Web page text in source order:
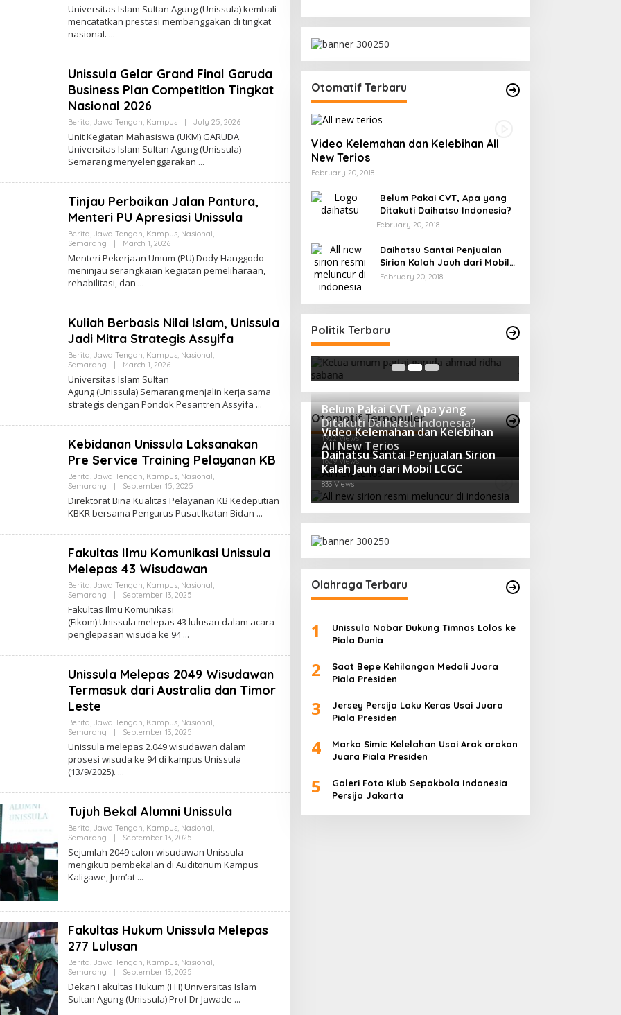
Edu
Universitas Islam Sultan Agung (Unissula) kembali
mencatatkan prestasi membanggakan di tingkat
nasional.
Unissula Gelar Grand Final Garuda
Business Plan Competition Tingkat
Nasional 2026
Berita Jawa Tengah Kampus | July 25, 2026By
Edu
Unit Kegiatan Mahasiswa (UKM) GARUDA
Universitas Islam Sultan Agung (Unissula)
Semarang menyelenggarakan
Tinjau Perbaikan Jalan Pantura,
Menteri PU Apresiasi Unissula
Berita Jawa Tengah Kampus, Nasional
Semarang
| March 1, 2026By
Edu
Menteri Pekerjaan Umum (PU) Dody Hanggodo
meninjau serangkaian kegiatan pemeliharaan,
rehabilitasi, dan
Kuliah Berbasis Nilai Islam, Unissula
Jadi Mitra Strategis Assyifa
Berita Jawa Tengah Kampus, Nasional
Semarang
| March 1, 2026By
Universitas Islam Sultan
Agung (Unissula) Semarang menjalin kerja sama
strategis dengan Pondok Pesantren Assyifa
Kebidanan Unissula Laksanakan
Pre Service Training Pelayanan KB
Berita Jawa Tengah Kampus, Nasional
Semarang
| September 15, 2025By
Edu
Direktorat Bina Kualitas Pelayanan KB Kedeputian
KBKR bersama Pengurus Pusat Ikatan Bidan
Fakultas Ilmu Komunikasi Unissula
Melepas 43 Wisudawan
Berita Jawa Tengah Kampus, Nasional
Semarang
| September 13, 2025By
Fakultas Ilmu Komunikasi
(Fikom) Unissula melepas 43 lulusan dalam acara
penglepasan wisuda ke 94
Unissula Melepas 2049 Wisudawan
Termasuk dari Australia dan Timor
Leste
Berita Jawa Tengah Kampus, Nasional
Semarang
| September 13, 2025By
Edu
Unissula melepas 2.049 wisudawan dalam
prosesi wisuda ke 94 di kampus Unissula
(13/9/2025).
Tujuh Bekal Alumni Unissula
Berita Jawa Tengah Kampus, Nasional
Semarang
| September 13, 2025By
Edu
Sejumlah 2049 calon wisudawan Unissula
mengikuti pembekalan di Auditorium Kampus
Kaligawe, Jum’at
Fakultas Hukum Unissula Melepas
277 Lulusan
Berita Jawa Tengah Kampus, Nasional
Semarang
| September 13, 2025By
Edu
Dekan Fakultas Hukum (FH) Universitas Islam
Sultan Agung (Unissula) Prof Dr Jawade
Otomatif Terbaru
Video Kelemahan dan Kelebihan All
New Terios
February 20, 2018
Belum Pakai CVT, Apa yang
Ditakuti Daihatsu Indonesia?
February 20, 2018
Daihatsu Santai Penjualan
Sirion Kalah Jauh dari Mobil
LCGC
February 20, 2018
Politik Terbaru
Sudaryono sebagai Kepala Badan
Gizi Nasional
In Berita, Politik | July 23, 2026
Ini Dia Hubungan Partai Garuda
dengan Gerindra
Otomotif Terpopuler
Belum Pakai CVT, Apa yang
Ditakuti Daihatsu Indonesia?
1922 Views
Video Kelemahan dan Kelebihan
All New Terios
1629 Views
Daihatsu Santai Penjualan Sirion
Kalah Jauh dari Mobil LCGC
833 Views
Olahraga Terbaru
1
Unissula Nobar Dukung Timnas Lolos ke
Piala Dunia
2
Saat Bepe Kehilangan Medali Juara
Piala Presiden
3
Jersey Persija Laku Keras Usai Juara
Piala Presiden
4
Marko Simic Kelelahan Usai Arak arakan
Juara Piala Presiden
5
Galeri Foto Klub Sepakbola Indonesia
Persija Jakarta